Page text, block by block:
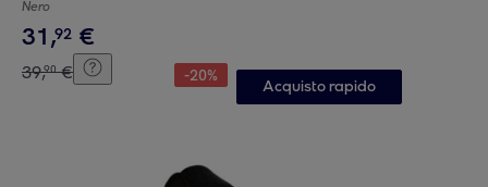
Nero
31,92 €
39,90 € -20%
Acquisto rapido